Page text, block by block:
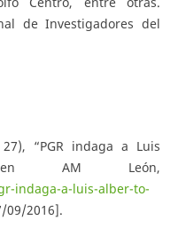
de Investigadores del
“PGR indaga a Luis
en AM León,
indaga-a-luis-alber-to-
09/2016].